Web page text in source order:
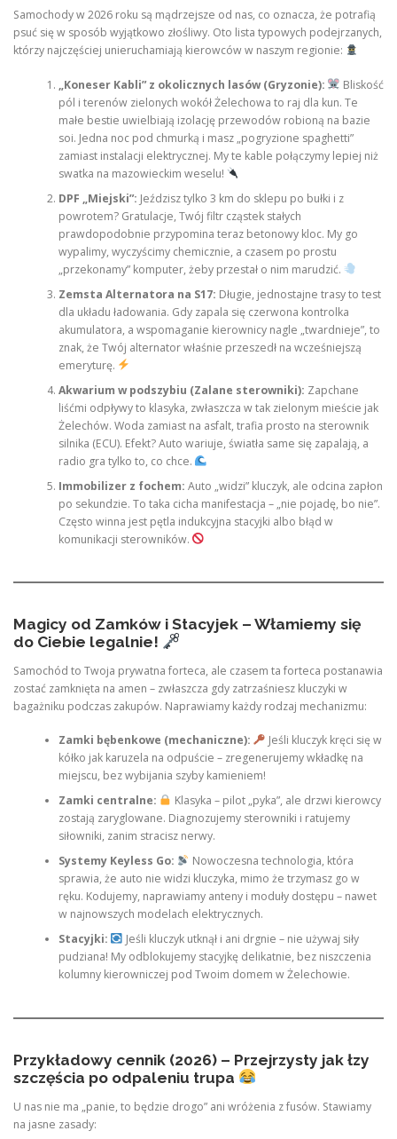
Samochody w 2026 roku są mądrzejsze od nas, co oznacza, że potrafią
psuć się w sposób wyjątkowo złośliwy. Oto lista typowych podejrzanych,
którzy najczęściej unieruchamiają kierowców w naszym regionie:
„Koneser Kabli” z okolicznych lasów (Gryzonie):
Bliskość
pól i terenów zielonych wokół Żelechowa to raj dla kun. Te
małe bestie uwielbiają izolację przewodów robioną na bazie
soi. Jedna noc pod chmurką i masz „pogryzione spaghetti”
zamiast instalacji elektrycznej. My te kable połączymy lepiej niż
swatka na mazowieckim weselu!
DPF „Miejski”: Jeździsz tylko 3 km do sklepu po bułki i z
powrotem? Gratulacje, Twój filtr cząstek stałych
prawdopodobnie przypomina teraz betonowy kloc. My go
wypalimy, wyczyścimy chemicznie, a czasem po prostu
„przekonamy” komputer, żeby przestał o nim marudzić.
Zemsta Alternatora na S17: Długie, jednostajne trasy to test
dla układu ładowania. Gdy zapala się czerwona kontrolka
akumulatora, a wspomaganie kierownicy nagle „twardnieje”, to
znak, że Twój alternator właśnie przeszedł na wcześniejszą
emeryturę.
Akwarium w podszybiu (Zalane sterowniki): Zapchane
liśćmi odpływy to klasyka, zwłaszcza w tak zielonym mieście jak
Żelechów. Woda zamiast na asfalt, trafia prosto na sterownik
silnika (ECU). Efekt? Auto wariuje, światła same się zapalają, a
radio gra tylko to, co chce.
Immobilizer z fochem: Auto „widzi” kluczyk, ale odcina zapłon
po sekundzie. To taka cicha manifestacja – „nie pojadę, bo nie”.
Często winna jest pętla indukcyjna stacyjki albo błąd w
komunikacji sterowników.
Magicy od Zamków i Stacyjek – Włamiemy się
do Ciebie legalnie!
Samochód to Twoja prywatna forteca, ale czasem ta forteca postanawia
zostać zamknięta na amen – zwłaszcza gdy zatrzaśniesz kluczyki w
bagażniku podczas zakupów. Naprawiamy każdy rodzaj mechanizmu:
Zamki bębenkowe (mechaniczne):
Jeśli kluczyk kręci się w
kółko jak karuzela na odpuście – zregenerujemy wkładkę na
miejscu, bez wybijania szyby kamieniem!
Zamki centralne:
Klasyka – pilot „pyka”, ale drzwi kierowcy
zostają zaryglowane. Diagnozujemy sterowniki i ratujemy
siłowniki, zanim stracisz nerwy.
Systemy Keyless Go:
Nowoczesna technologia, która
sprawia, że auto nie widzi kluczyka, mimo że trzymasz go w
ręku. Kodujemy, naprawiamy anteny i moduły dostępu – nawet
w najnowszych modelach elektrycznych.
Stacyjki:
Jeśli kluczyk utknął i ani drgnie – nie używaj siły
pudziana! My odblokujemy stacyjkę delikatnie, bez niszczenia
kolumny kierowniczej pod Twoim domem w Żelechowie.
Przykładowy cennik (2026) – Przejrzysty jak łzy
szczęścia po odpaleniu trupa
U nas nie ma „panie, to będzie drogo” ani wróżenia z fusów. Stawiamy
na jasne zasady: